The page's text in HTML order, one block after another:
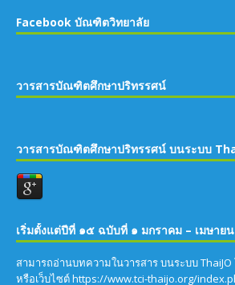
Facebook บัณฑิตวิทยาลัย
วารสารบัณฑิตศึกษาปริทรรศน์
วารสารบัณฑิตศึกษาปริทรรศน์ บนระบบ
เริ่มตั้งแต่ปีที่ ๑๕ ฉบับที่ ๑ มกราคม – เมษาย
สามารถอ่านบทความในวารสาร บนระบบ
หรือเว็บไซต์ https://www.tci-thaijo.org/